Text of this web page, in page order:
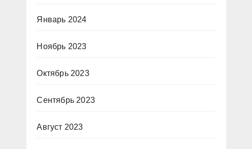
Январь 2024
Ноябрь 2023
Октябрь 2023
Сентябрь 2023
Август 2023